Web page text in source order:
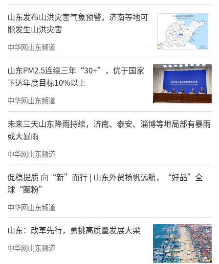
化。我们将潍坊特有的物产、景观和民俗转化
为研学主题。例如，寿光结合“渔盐文化”，
推出“一粒盐的时空旅行”特色课程。临朐推
出“赏临朐窗中风物承状元祠里文脉”活动，
让学生深度了解临朐窗饰艺术、自然景观等地
域风貌的文化内涵，体会科举文化、名人精
神。寒亭推出“探寻非遗魅力·传承中华国
粹”活动，让游客亲身体验风筝、年画等非遗
项目的制作工艺和人文内涵。昌邑推出绿博马
灯耀·亲子喜乐汇活动，通过祈福签到、花灯
展示、民俗表演等传统年俗，让研学充满浓浓
的年味。
三是“系统保障”与“品质体验”的支
撑。这得益于我们前期打下的坚实基础：今年
以来，我市在全省率先成立市级研学旅游协会
——潍坊市研学旅游协会，确定167家潍坊市首
山东发布山洪灾害气象预警，济南等地可
能发生山洪灾害
中华网山东频道
山东PM2.5连续三年“30+”，优于国家
下达年度目标10%以上
中华网山东频道
未来三天山东降雨持续，济南、泰安、淄博等地局部有暴雨
或大暴雨
中华网山东频道
促稳提质 向“新”而行 | 山东外贸扬帆远航，“好品”全
球“圈粉”
中华网山东频道
山东：改革先行，勇挑高质量发展大梁
中华网山东频道